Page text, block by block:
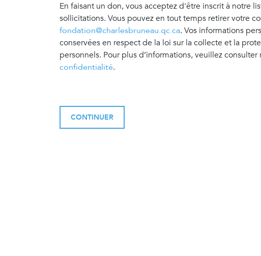
En faisant un don, vous acceptez d'être inscrit à notre
sollicitations. Vous pouvez en tout temps retirer votre
fondation@charlesbruneau.qc.ca. Vos informations
conservées en respect de la loi sur la collecte et la
personnels. Pour plus d’informations, veuillez consulter
confidentialité.
CONTINUER